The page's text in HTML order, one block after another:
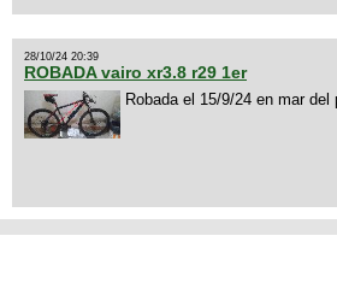
28/10/24 20:39
ROBADA vairo xr3.8 r29 1er
Robada el 15/9/24 en mar